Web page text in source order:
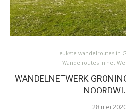
Leukste wandelroutes in
Wandelroutes in het
WANDELNETWERK
28 mei 2020